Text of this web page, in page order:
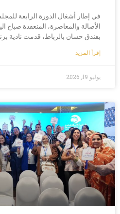
في إطار أشغال الدورة الرابعة
بفندق حسان بالرباط، قدمت نادية
إقرأ المزيد
يوليو 19, 2026